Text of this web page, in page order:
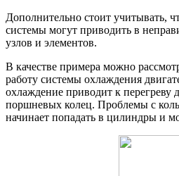
Дополнительно стоит учитывать,
системы могут приводить в
узлов и элементов.
В качестве примера можно
работу системы охлаждения
охлаждение приводит к перегреву
поршневых колец. Проблемы с
начинает попадать в цилиндры и